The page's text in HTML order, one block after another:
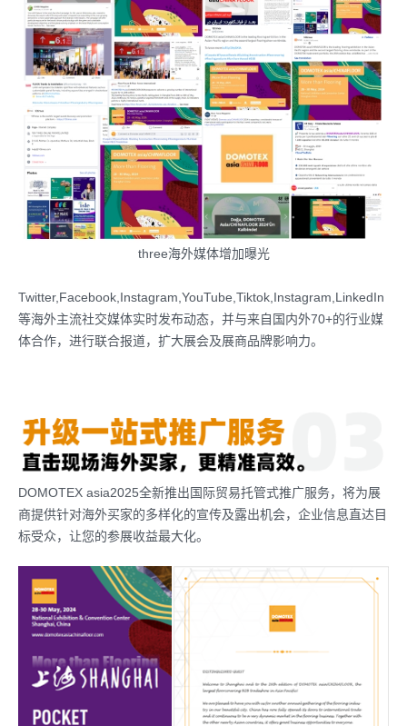
three海外媒体增加曝光
Twitter,Facebook,Instagram,YouTube,Tiktok,Instagram,LinkedIn
等海外主流社交媒体实时发布动态，并与来自国内外70+的行业媒
体合作，进行联合报道，扩大展会及展商品牌影响力。
DOMOTEX asia2025全新推出国际贸易托管式推广服务，将为展
商提供针对海外买家的多样化的宣传及露出机会，企业信息直达目
标受众，让您的参展收益最大化。